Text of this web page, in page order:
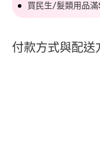
買民生/髮類用品
付款方式與配送